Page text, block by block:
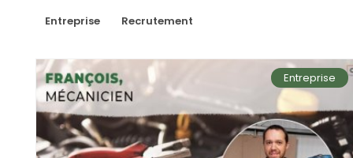
Entreprise Recrutement
Entreprise